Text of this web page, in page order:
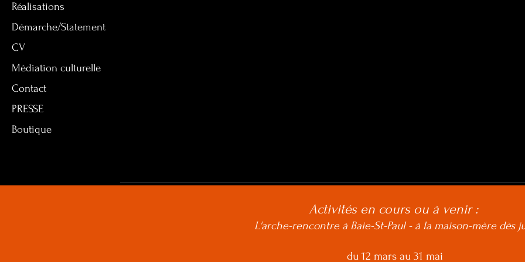
Réalisations
Démarche/Statement
CV
Médiation culturelle
Contact
PRESSE
Boutique
Activités en cours ou à venir :
L'arche-rencontre à Baie-St-Paul - à la maison-mère dès
du 12 mars au 31 mai